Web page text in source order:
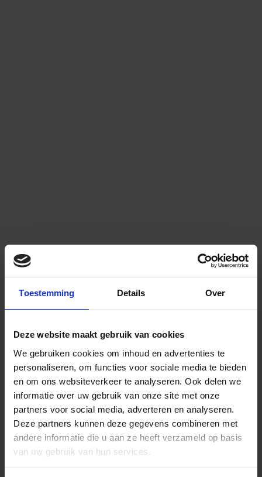
Toestemming Details Over
Deze website maakt gebruik van cookies
We gebruiken cookies om inhoud en advertenties te
personaliseren, om functies voor sociale media te bieden
en om ons websiteverkeer te analyseren. Ook delen we
informatie over uw gebruik van onze site met onze
partners voor social media, adverteren en analyseren.
Deze partners kunnen deze gegevens combineren met
andere informatie die u aan ze heeft verzameld op basis
van uw gebruik van hun services.